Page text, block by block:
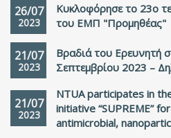
26/07
2023
Κυκλοφόρησε το 23ο
του ΕΜΠ "Προμηθέας"
21/07
2023
Βραδιά του Ερευνητή
Σεπτεμβρίου 2023 –
21/07
2023
NTUA participates in
initiative “SUPREME”
antimicrobial,